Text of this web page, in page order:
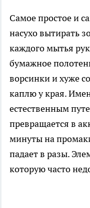
Самое простое и
насухо вытирать
каждого мытья
бумажное
ворсинки и хуже
каплю у края.
естественным
превращается в
минуты на
падает в разы.
которую часто